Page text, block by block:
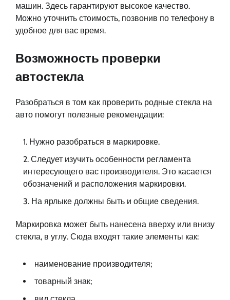
машин. Здесь гарантируют высокое качество.
Можно уточнить стоимость, позвонив по телефону в
удобное для вас время.
Возможность проверки
автостекла
Разобраться в том как проверить родные стекла на
авто помогут полезные рекомендации:
Нужно разобраться в маркировке.
Следует изучить особенности регламента
интересующего вас производителя. Это касается
обозначений и расположения маркировки.
На ярлыке должны быть и общие сведения.
Маркировка может быть нанесена вверху или внизу
стекла, в углу. Сюда входят такие элементы как:
наименование производителя;
товарный знак;